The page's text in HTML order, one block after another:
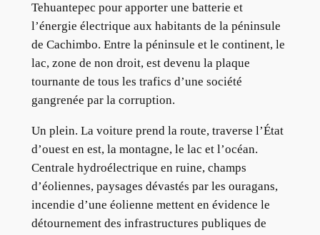
Tehuantepec pour apporter une batterie et
l’énergie électrique aux habitants de la péninsule
de Cachimbo. Entre la péninsule et le continent, le
lac, zone de non droit, est devenu la plaque
tournante de tous les trafics d’une société
gangrenée par la corruption.
Un plein. La voiture prend la route, traverse l’État
d’ouest en est, la montagne, le lac et l’océan.
Centrale hydroélectrique en ruine, champs
d’éoliennes, paysages dévastés par les ouragans,
incendie d’une éolienne mettent en évidence le
détournement des infrastructures publiques de